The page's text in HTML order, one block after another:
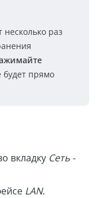
раз
будет прямо
вкладку Сеть -
LAN.